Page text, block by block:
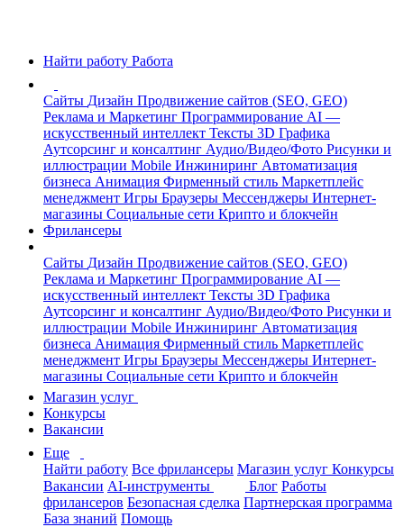
Найти работу Работа
Сайты Дизайн Продвижение сайтов (SEO, GEO)
Реклама и Маркетинг Программирование AI —
искусственный интеллект Тексты 3D Графика
Аутсорсинг и консалтинг Аудио/Видео/Фото Рисунки и
иллюстрации Mobile Инжиниринг Автоматизация
бизнеса Анимация Фирменный стиль Маркетплейс
менеджмент Игры Браузеры Мессенджеры Интернет-
магазины Социальные сети Крипто и блокчейн
Фрилансеры
Сайты Дизайн Продвижение сайтов (SEO, GEO)
Реклама и Маркетинг Программирование AI —
искусственный интеллект Тексты 3D Графика
Аутсорсинг и консалтинг Аудио/Видео/Фото Рисунки и
иллюстрации Mobile Инжиниринг Автоматизация
бизнеса Анимация Фирменный стиль Маркетплейс
менеджмент Игры Браузеры Мессенджеры Интернет-
магазины Социальные сети Крипто и блокчейн
Магазин услуг
Конкурсы
Вакансии
Еще
Найти работу Все фрилансеры Магазин услуг Конкурсы
Вакансии AI-инструменты Блог Работы
фрилансеров Безопасная сделка Партнерская программа
База знаний Помощь